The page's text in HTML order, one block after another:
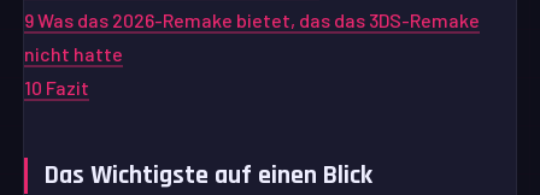
9Was das 2026-Remake bietet, das das 3DS-Remake
nicht hatte
10 Fazit
Das Wichtigste auf einen Blick